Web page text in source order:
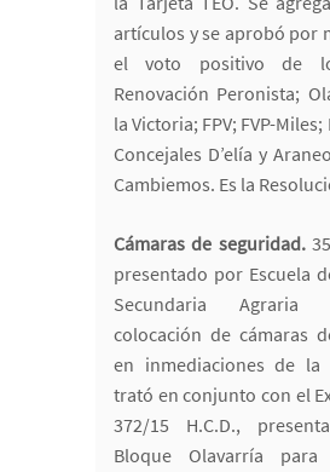
artículos y se aprobó por
el voto positivo de
Renovación Peronista;
la Victoria; FPV; FVP-Miles;
Concejales D’elía y
Cambiemos. Es la
Cámaras de seguridad.
presentado por Escuela
Secundaria Agraria
colocación de cámaras
en inmediaciones de la
trató en conjunto con el
372/15 H.C.D.,
Bloque Olavarría